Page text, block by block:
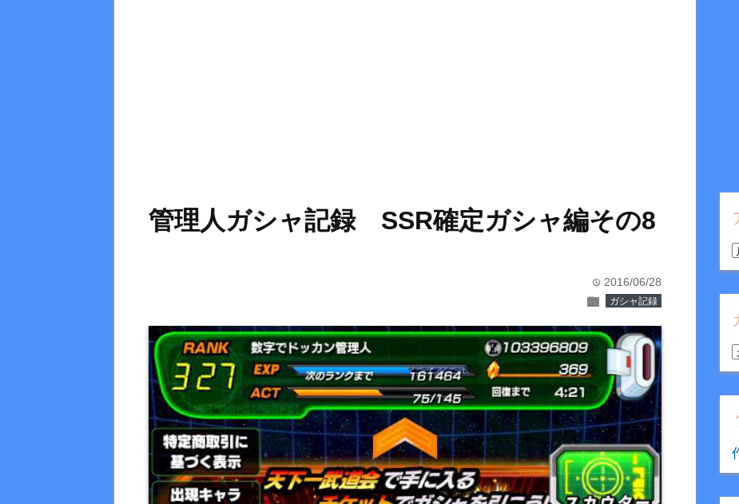
管理人ガシャ記録 SSR確定ガシャ編その8
time 2016/06/28
folder ガシャ記録